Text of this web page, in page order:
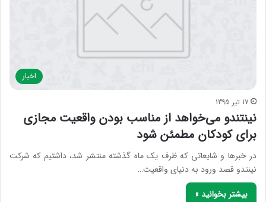
اخبار
17 تیر 1395
نینتندو می‌خواهد از مناسب بودن واقعیت مجازی
برای کودکان مطمئن شود
در خبرها و شایعاتی که ظرف یک ماه گذشته منتشر شد، داشتیم که شرکت
نینتدو قصد ورود به دنیای واقعیت…
بیشتر بخوانید »